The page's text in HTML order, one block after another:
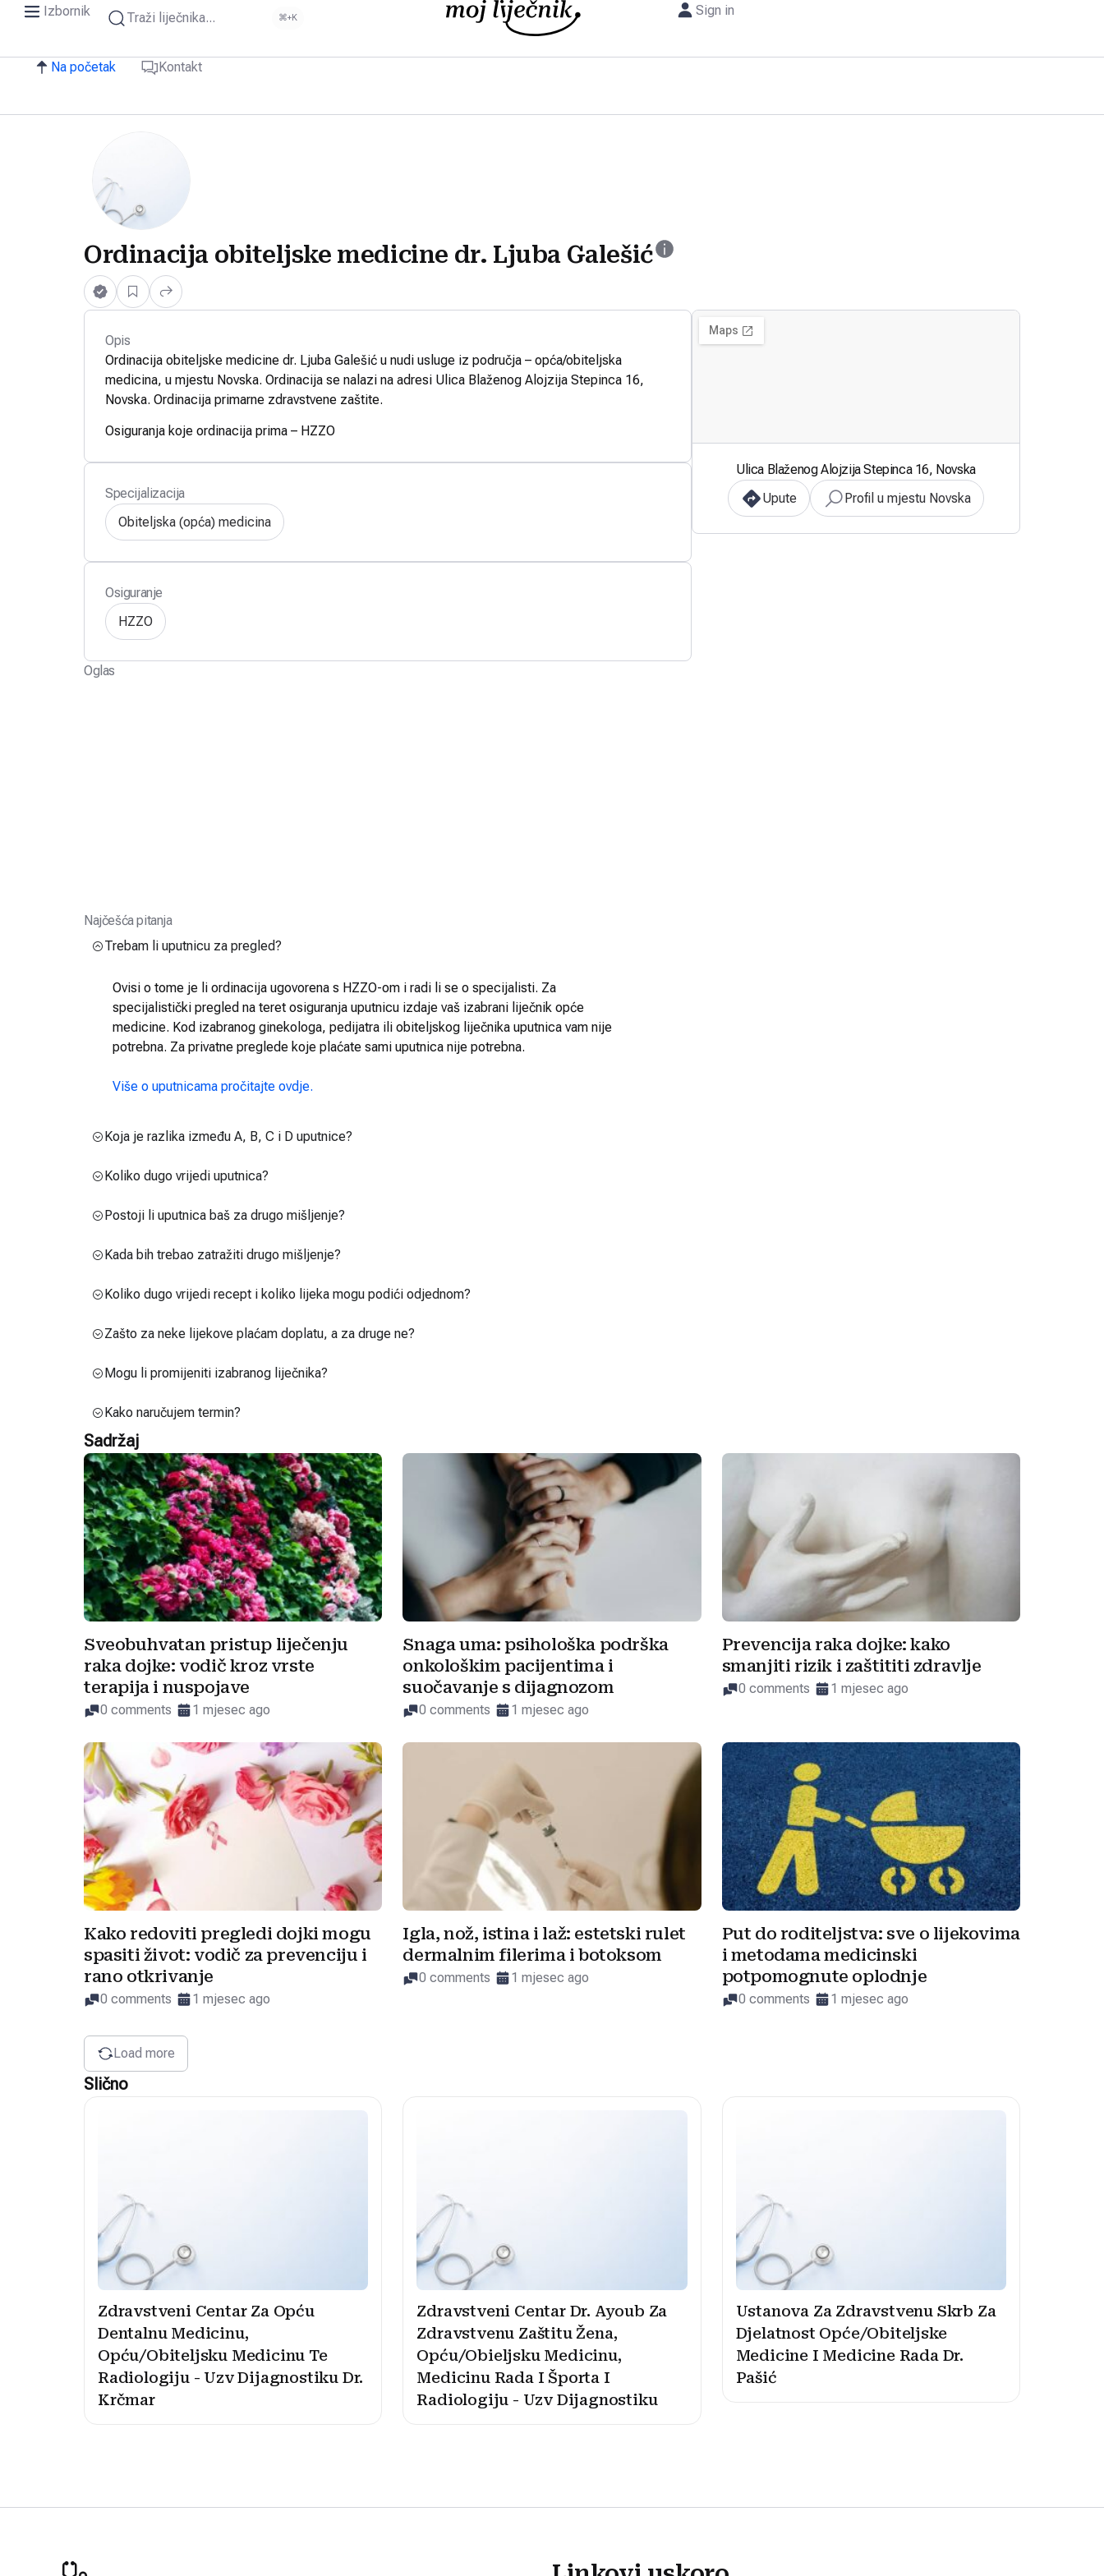
Izbornik Traži liječnika... ⌘+K Sign in
Na početak Kontakt
Ordinacija obiteljske medicine dr. Ljuba Galešić
Opis
Ordinacija obiteljske medicine dr. Ljuba Galešić u nudi usluge iz područja – opća/obiteljska
medicina, u mjestu Novska. Ordinacija se nalazi na adresi Ulica Blaženog Alojzija Stepinca 16,
Novska. Ordinacija primarne zdravstvene zaštite.
Osiguranja koje ordinacija prima – HZZO
Specijalizacija
Obiteljska (opća) medicina
Osiguranje
HZZO
Oglas
Ulica Blaženog Alojzija Stepinca 16, Novska
Upute
Profil u mjestu Novska
Najčešća pitanja
Trebam li uputnicu za pregled?
Ovisi o tome je li ordinacija ugovorena s HZZO-om i radi li se o specijalisti. Za
specijalistički pregled na teret osiguranja uputnicu izdaje vaš izabrani liječnik opće
medicine. Kod izabranog ginekologa, pedijatra ili obiteljskog liječnika uputnica vam nije
potrebna. Za privatne preglede koje plaćate sami uputnica nije potrebna.
Više o uputnicama pročitajte ovdje.
Koja je razlika između A, B, C i D uputnice?
Koliko dugo vrijedi uputnica?
Postoji li uputnica baš za drugo mišljenje?
Kada bih trebao zatražiti drugo mišljenje?
Koliko dugo vrijedi recept i koliko lijeka mogu podići odjednom?
Zašto za neke lijekove plaćam doplatu, a za druge ne?
Mogu li promijeniti izabranog liječnika?
Kako naručujem termin?
Sadržaj
Sveobuhvatan pristup liječenju
raka dojke: vodič kroz vrste
terapija i nuspojave
0 comments 1 mjesec ago
Snaga uma: psihološka podrška
onkološkim pacijentima i
suočavanje s dijagnozom
0 comments 1 mjesec ago
Prevencija raka dojke: kako
smanjiti rizik i zaštititi zdravlje
0 comments 1 mjesec ago
Kako redoviti pregledi dojki mogu
spasiti život: vodič za prevenciju i
rano otkrivanje
0 comments 1 mjesec ago
Igla, nož, istina i laž: estetski rulet
dermalnim filerima i botoksom
0 comments 1 mjesec ago
Put do roditeljstva: sve o lijekovima
i metodama medicinski
potpomognute oplodnje
0 comments 1 mjesec ago
Load more
Slično
Zdravstveni Centar Za Opću
Dentalnu Medicinu,
Opću/Obiteljsku Medicinu Te
Radiologiju - Uzv Dijagnostiku Dr.
Krčmar
Zdravstveni Centar Dr. Ayoub Za
Zdravstvenu Zaštitu Žena,
Opću/Obieljsku Medicinu,
Medicinu Rada I Športa I
Radiologiju - Uzv Dijagnostiku
Ustanova Za Zdravstvenu Skrb Za
Djelatnost Opće/Obiteljske
Medicine I Medicine Rada Dr.
Pašić